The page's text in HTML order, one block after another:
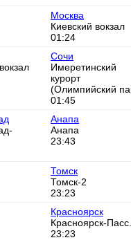
Москва
Киевский вокзал
01:24
Сочи
Имеретинский
курорт
(Олимпийский
01:45
Анапа
Анапа
23:43
Томск
Томск-2
23:23
Красноярск
Красноярск-Пасс.
23:23